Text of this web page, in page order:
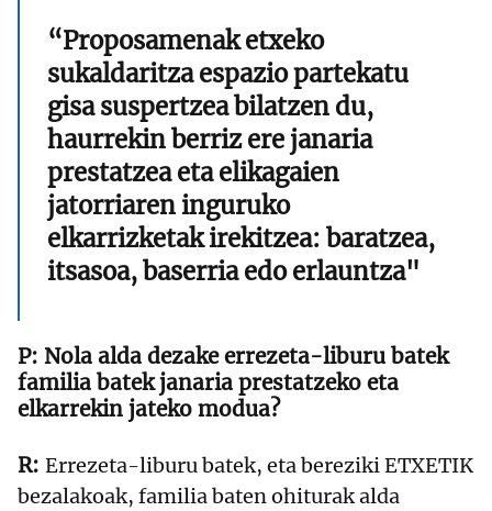
“Proposamenak etxeko
sukaldaritza espazio partekatu
gisa suspertzea bilatzen du,
haurrekin berriz ere janaria
prestatzea eta elikagaien
jatorriaren inguruko
elkarrizketak irekitzea: baratzea,
itsasoa, baserria edo erlauntza"
Nola alda dezake errezeta-liburu batek
familia batek janaria prestatzeko eta
elkarrekin jateko modua?
Errezeta-liburu batek, eta bereziki ETXETIK
bezalakoak, familia baten ohiturak alda